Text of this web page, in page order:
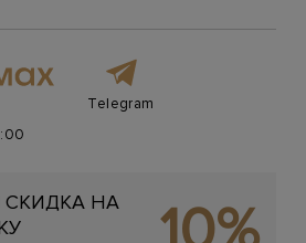
Telegram
НА